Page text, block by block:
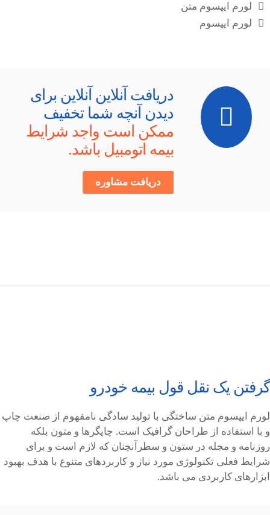
لورم ایپسوم متن
لورم ایپسوم
دریافت آنلاین آنلاین برای
دیدن آنچه شما تخفیف
ممکن است واجد شرایط
بیمه اتومبیل باشد.
دریافت مشاوره
گرفتن یک نقل قول بیمه خودرو
لورم ایپسوم متن ساختگی با تولید سادگی نامفهوم از صنعت چاپ
و با استفاده از طراحان گرافیک است. چاپگرها و متون بلکه
روزنامه و مجله در ستون و سطرآنچنان که لازم است و برای
شرایط فعلی تکنولوژی مورد نیاز و کاربردهای متنوع با هدف بهبود
ابزارهای کاربردی می باشد.